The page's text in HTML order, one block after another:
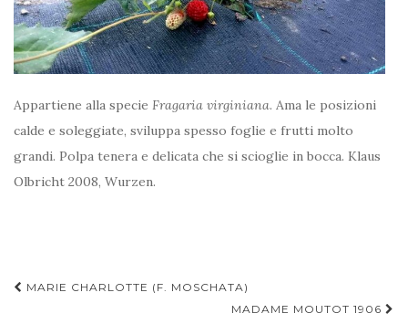
Appartiene alla specie Fragaria virginiana. Ama le posizioni
calde e soleggiate, sviluppa spesso foglie e frutti molto
grandi. Polpa tenera e delicata che si scioglie in bocca. Klaus
Olbricht 2008, Wurzen.
Navigazione
MARIE CHARLOTTE (F. MOSCHATA)
MADAME MOUTOT 1906